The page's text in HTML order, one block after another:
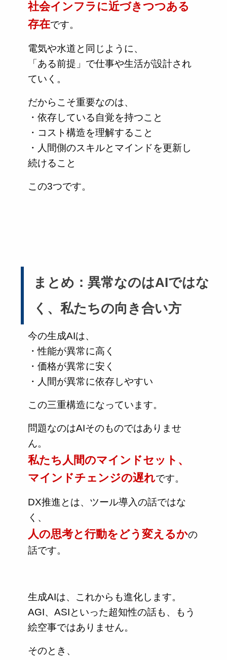
社会インフラに近づきつつある
存在です。
電気や水道と同じように、
「ある前提」で仕事や生活が設計され
ていく。
だからこそ重要なのは、
・依存している自覚を持つこと
・コスト構造を理解すること
・人間側のスキルとマインドを更新し
続けること
この3つです。
まとめ：異常なのはAIではな
く、私たちの向き合い方
今の生成AIは、
・性能が異常に高く
・価格が異常に安く
・人間が異常に依存しやすい
この三重構造になっています。
問題なのはAIそのものではありませ
ん。
私たち人間のマインドセット、
マインドチェンジの遅れです。
DX推進とは、ツール導入の話ではな
く、
人の思考と行動をどう変えるかの
話です。
生成AIは、これからも進化します。
AGI、ASIといった超知性の話も、もう
絵空事ではありません。
そのとき、